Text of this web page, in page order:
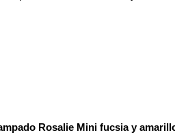
Rosalie Mini fucsia y